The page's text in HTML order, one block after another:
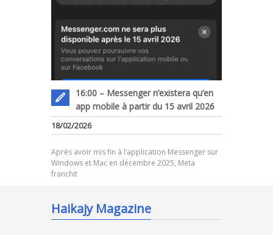
16:00 – Messenger n’existera qu’en
app mobile à partir du 15 avril 2026
18/02/2026
Après avoir mis fin à l’application Messenger sur
Windows et Mac en décembre 2025, Meta
franchit
Haikajy Magazine